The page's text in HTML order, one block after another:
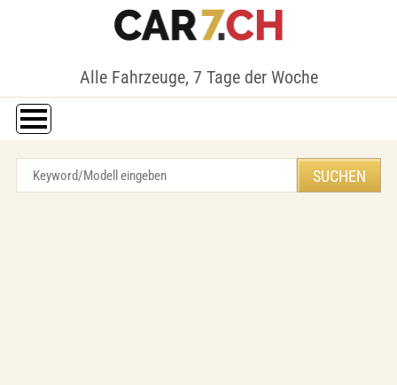
Alle Fahrzeuge, 7 Tage der Woche